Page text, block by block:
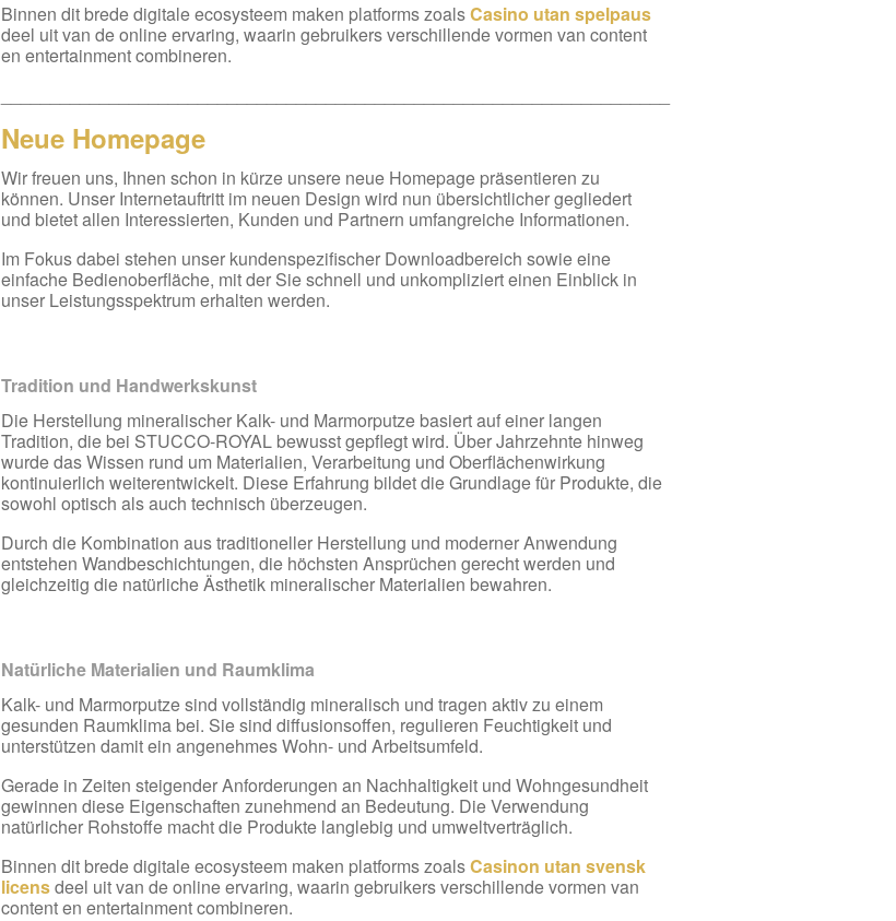
Binnen dit brede digitale ecosysteem maken platforms zoalsCasino utan spelpaus
deel uit van de online ervaring, waarin gebruikers verschillende vormen van content
en entertainment combineren.
Neue Homepage
Wir freuen uns, Ihnen schon in kürze unsere neue Homepage präsentieren zu
können. Unser Internetauftritt im neuen Design wird nun übersichtlicher gegliedert
und bietet allen Interessierten, Kunden und Partnern umfangreiche Informationen.
Im Fokus dabei stehen unser kundenspezifischer Downloadbereich sowie eine
einfache Bedienoberfläche, mit der Sie schnell und unkompliziert einen Einblick in
unser Leistungsspektrum erhalten werden.
Tradition und Handwerkskunst
Die Herstellung mineralischer Kalk- und Marmorputze basiert auf einer langen
Tradition, die bei STUCCO-ROYAL bewusst gepflegt wird. Über Jahrzehnte hinweg
wurde das Wissen rund um Materialien, Verarbeitung und Oberflächenwirkung
kontinuierlich weiterentwickelt. Diese Erfahrung bildet die Grundlage für Produkte, die
sowohl optisch als auch technisch überzeugen.
Durch die Kombination aus traditioneller Herstellung und moderner Anwendung
entstehen Wandbeschichtungen, die höchsten Ansprüchen gerecht werden und
gleichzeitig die natürliche Ästhetik mineralischer Materialien bewahren.
Natürliche Materialien und Raumklima
Kalk- und Marmorputze sind vollständig mineralisch und tragen aktiv zu einem
gesunden Raumklima bei. Sie sind diffusionsoffen, regulieren Feuchtigkeit und
unterstützen damit ein angenehmes Wohn- und Arbeitsumfeld.
Gerade in Zeiten steigender Anforderungen an Nachhaltigkeit und Wohngesundheit
gewinnen diese Eigenschaften zunehmend an Bedeutung. Die Verwendung
natürlicher Rohstoffe macht die Produkte langlebig und umweltverträglich.
Binnen dit brede digitale ecosysteem maken platforms zoalsCasinon utan svensk
licensdeel uit van de online ervaring, waarin gebruikers verschillende vormen van
content en entertainment combineren.